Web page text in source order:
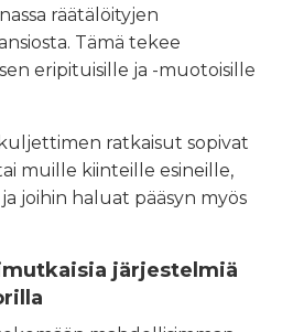
räätälöityjen
Tämä tekee
eripituisille ja -muotoisille
ratkaisut sopivat
muille kiinteille esineille,
joihin haluat pääsyn myös
järjestelmiä